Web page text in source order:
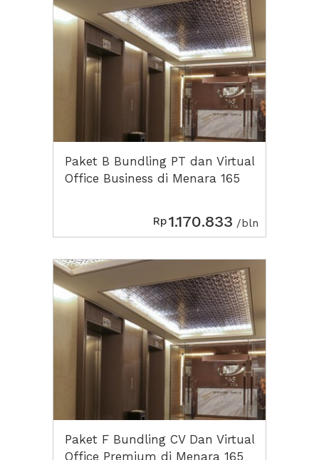
Paket B Bundling PT dan Virtual
Office Business di Menara 165
Rp1.170.833 /bln
Paket F Bundling CV Dan Virtual
Office Premium di Menara 165